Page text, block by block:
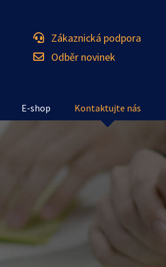
Zákaznická podpora
Odběr novinek
E-shop Kontaktujte nás